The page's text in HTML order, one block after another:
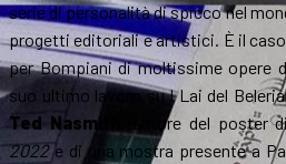
serie di personalità di spicco nel
progetti editoriali e artistici. È il
per Bompiani di moltissime opere
suo ultimo lavoro su I Lai del
Ted Nasmith
, autore del poster
2022e di una mostra presente a